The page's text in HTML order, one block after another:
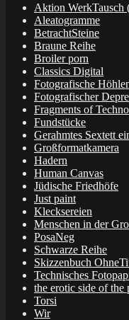
Aktion WerkTausch
Aleatogramme
BetrachtSteine
Braune Reihe
Broiler porn
Classics Digital
Fotografische
Fotografischer
Fragments of
Fundstücke
Gerahmtes Sextett
Großformatkamera
Hadern
Human Canvas
Jüdische Friedhöfe
Just paint
Klecksereien
Menschen in der
PosaNeg
Schwarze Reihe
Skizzenbuch
Technisches
the erotic side of the
Torsi
Wir